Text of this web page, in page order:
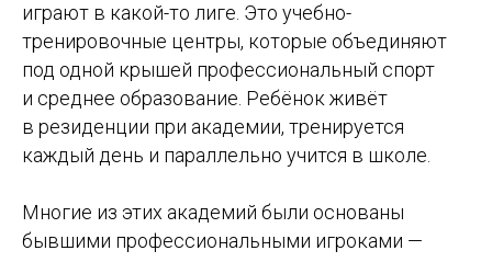
играют в какой-то лиге. Это учебно-
тренировочные центры, которые объединяют
под одной крышей профессиональный спорт
и среднее образование. Ребёнок живёт
в резиденции при академии, тренируется
каждый день и параллельно учится в школе.
Многие из этих академий были основаны
бывшими профессиональными игроками —